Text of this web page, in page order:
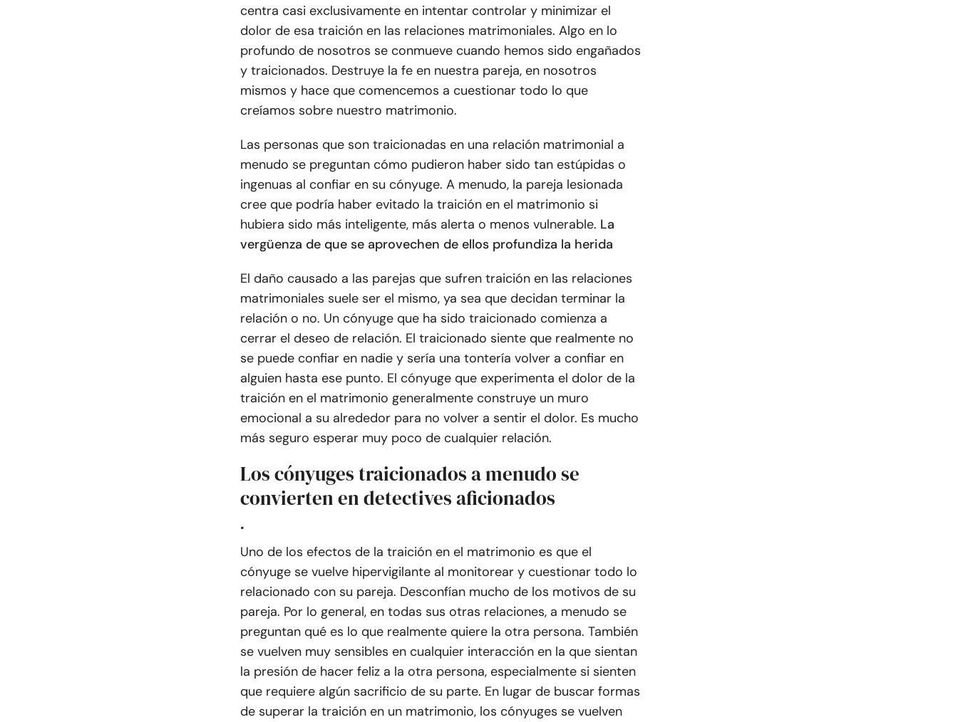
centra casi exclusivamente en intentar controlar y minimizar el
dolor de esa traición en las relaciones matrimoniales. Algo en lo
profundo de nosotros se conmueve cuando hemos sido engañados
y traicionados. Destruye la fe en nuestra pareja, en nosotros
mismos y hace que comencemos a cuestionar todo lo que
creíamos sobre nuestro matrimonio.
Las personas que son traicionadas en una relación matrimonial a
menudo se preguntan cómo pudieron haber sido tan estúpidas o
ingenuas al confiar en su cónyuge. A menudo, la pareja lesionada
cree que podría haber evitado la traición en el matrimonio si
hubiera sido más inteligente, más alerta o menos vulnerable. La
vergüenza de que se aprovechen de ellos profundiza la herida
El daño causado a las parejas que sufren traición en las relaciones
matrimoniales suele ser el mismo, ya sea que decidan terminar la
relación o no. Un cónyuge que ha sido traicionado comienza a
cerrar el deseo de relación. El traicionado siente que realmente no
se puede confiar en nadie y sería una tontería volver a confiar en
alguien hasta ese punto. El cónyuge que experimenta el dolor de la
traición en el matrimonio generalmente construye un muro
emocional a su alrededor para no volver a sentir el dolor. Es mucho
más seguro esperar muy poco de cualquier relación.
Los cónyuges traicionados a menudo se
convierten en detectives aficionados
.
Uno de los efectos de la traición en el matrimonio es que el
cónyuge se vuelve hipervigilante al monitorear y cuestionar todo lo
relacionado con su pareja. Desconfían mucho de los motivos de su
pareja. Por lo general, en todas sus otras relaciones, a menudo se
preguntan qué es lo que realmente quiere la otra persona. También
se vuelven muy sensibles en cualquier interacción en la que sientan
la presión de hacer feliz a la otra persona, especialmente si sienten
que requiere algún sacrificio de su parte. En lugar de buscar formas
de superar la traición en un matrimonio, los cónyuges se vuelven